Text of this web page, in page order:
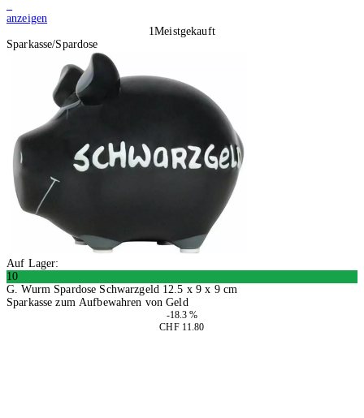
anzeigen
1Meistgekauft
Sparkasse/Spardose
Auf Lager:
10
G. Wurm Spardose Schwarzgeld 12.5 x 9 x 9 cm
Sparkasse zum Aufbewahren von Geld
-18.3 %
CHF 11.80